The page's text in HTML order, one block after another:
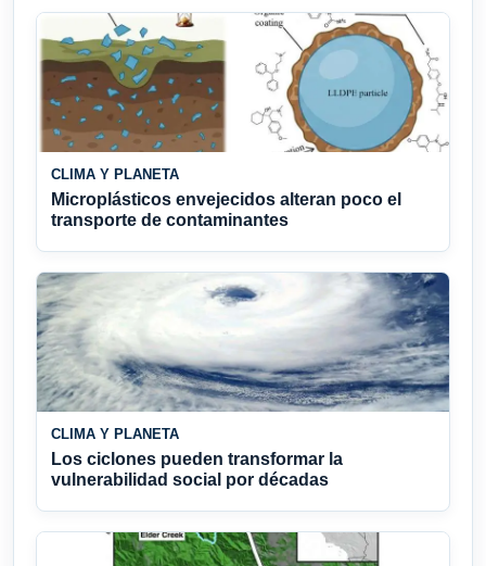
CLIMA Y PLANETA
Microplásticos envejecidos alteran poco el
transporte de contaminantes
CLIMA Y PLANETA
Los ciclones pueden transformar la
vulnerabilidad social por décadas